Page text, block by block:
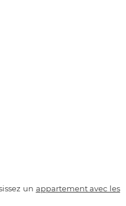
un appartement avec les